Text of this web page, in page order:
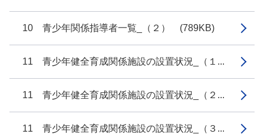
10 青少年関係指導者一覧_（２） (789KB)
11 青少年健全育成関係施設の設置状況_（１...
11 青少年健全育成関係施設の設置状況_（２...
11 青少年健全育成関係施設の設置状況_（３...